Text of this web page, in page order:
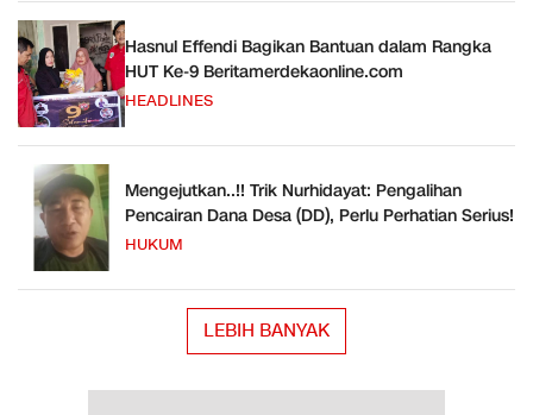
Hasnul Effendi Bagikan Bantuan dalam Rangka
HUT Ke-9 Beritamerdekaonline.com
HEADLINES
Mengejutkan..!! Trik Nurhidayat: Pengalihan
Pencairan Dana Desa (DD), Perlu Perhatian Serius!
HUKUM
LEBIH BANYAK